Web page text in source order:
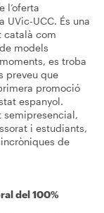
l’oferta
UCC. És una
català com
models
es troba
preveu que
promoció
espanyol.
semipresencial,
i estudiants,
de
del 100%